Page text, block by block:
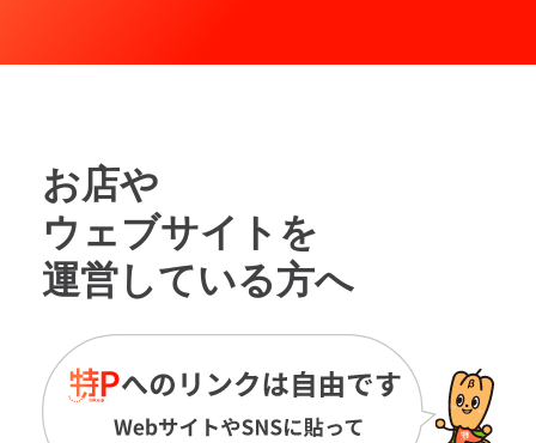
お店や
ウェブサイトを
運営している方へ